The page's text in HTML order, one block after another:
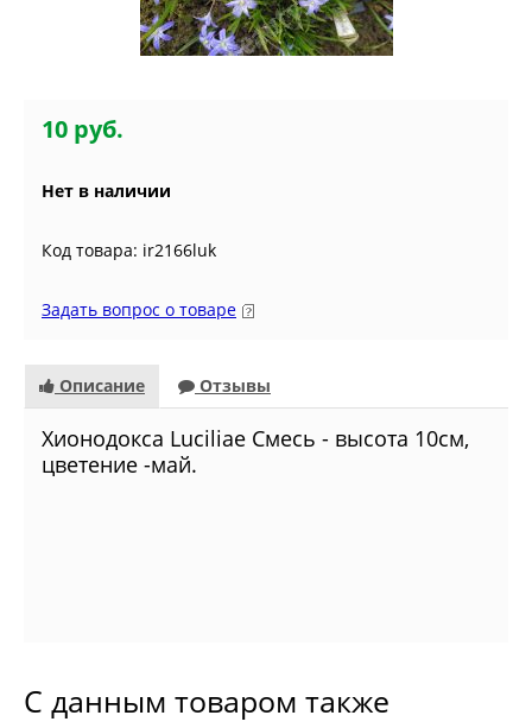
10 руб.
Нет в наличии
Код товара: ir2166luk
Задать вопрос о товаре
Описание Отзывы
Хионодокса Luciliae Смесь - высота 10см,
цветение -май.
С данным товаром также